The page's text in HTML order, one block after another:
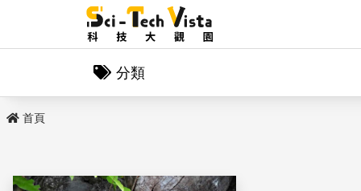
分類
首頁